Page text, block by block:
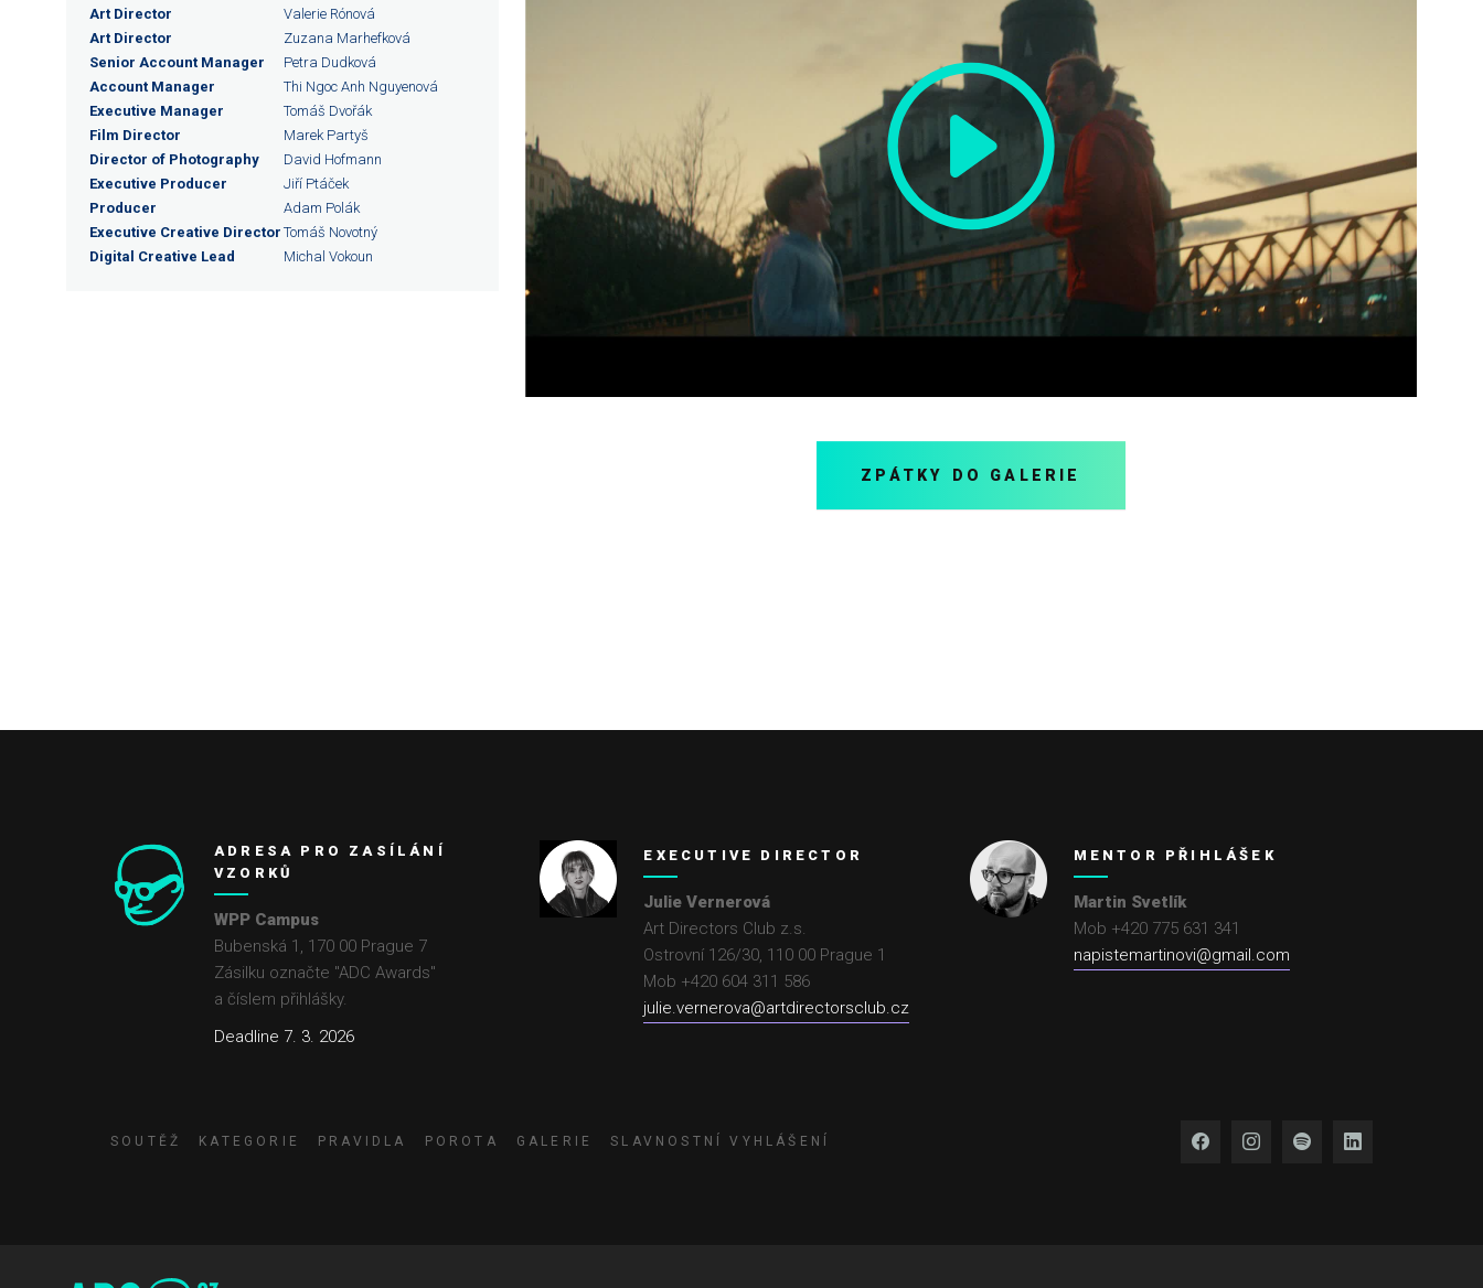
Art Director
Valerie Rónová
Art Director
Zuzana Marhefková
Senior Account Manager
Petra Dudková
Account Manager
Thi Ngoc Anh Nguyenová
Executive Manager
Tomáš Dvořák
Film Director
Marek Partyš
Director of Photography
David Hofmann
Executive Producer
Jiří Ptáček
Producer
Adam Polák
Executive Creative Director Tomáš Novotný
Digital Creative Lead
Michal Vokoun
ZPÁTKY DO GALERIE
ADRESA PRO ZASÍLÁNÍ
VZORKŮ
WPP Campus
Bubenská 1, 170 00 Prague 7
Zásilku označte "ADC Awards"
a číslem přihlášky.
Deadline 7. 3. 2026
EXECUTIVE DIRECTOR
Julie Vernerová
Art Directors Club z.s.
Ostrovní 126/30, 110 00 Prague 1
Mob +420 604 311 586
julie.vernerova@artdirectorsclub.cz
MENTOR PŘIHLÁŠEK
Martin Svetlík
Mob +420 775 631 341
napistemartinovi@gmail.com
SOUTĚŽ KATEGORIE PRAVIDLA POROTA GALERIE SLAVNOSTNÍ VYHLÁŠENÍ